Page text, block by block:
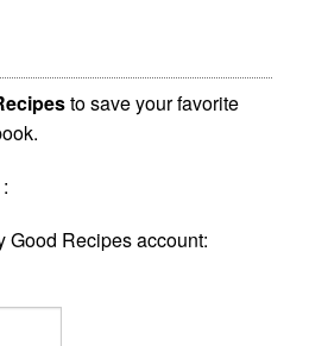
to save your favorite
Good Recipes account: